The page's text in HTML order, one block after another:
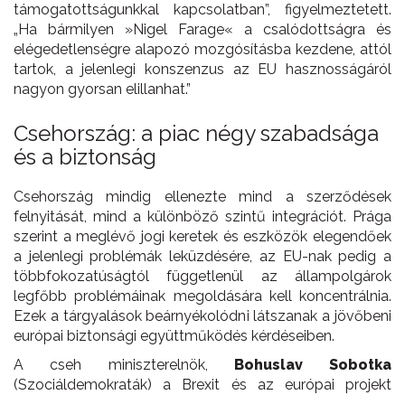
támogatottságunkkal kapcsolatban”, figyelmeztetett.
„Ha bármilyen »Nigel Farage« a csalódottságra és
elégedetlenségre alapozó mozgósításba kezdene, attól
tartok, a jelenlegi konszenzus az EU hasznosságáról
nagyon gyorsan elillanhat.”
Csehország: a piac négy szabadsága
és a biztonság
Csehország mindig ellenezte mind a szerződések
felnyitását, mind a különböző szintű integrációt. Prága
szerint a meglévő jogi keretek és eszközök elegendőek
a jelenlegi problémák leküzdésére, az EU-nak pedig a
többfokozatúságtól függetlenül az állampolgárok
legfőbb problémáinak megoldására kell koncentrálnia.
Ezek a tárgyalások beárnyékolódni látszanak a jövőbeni
európai biztonsági együttműködés kérdéseiben.
A cseh miniszterelnök, Bohuslav Sobotka
(Szociáldemokraták) a Brexit és az európai projekt